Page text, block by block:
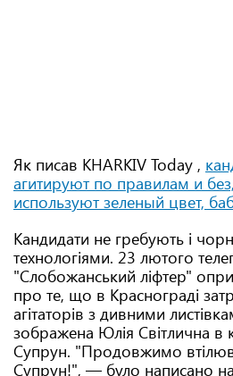
Як писав KHARKIV Today ,
агитируют по правилам и
используют зеленый цвет,
Кандидати не гребують і
технологіями. 23 лютого
"Слобожанський ліфтер"
про те, що в Краснограді
агітаторів з дивними
зображена Юлія Світлична в
Супрун. "Продовжимо
Супрун!", — було написано